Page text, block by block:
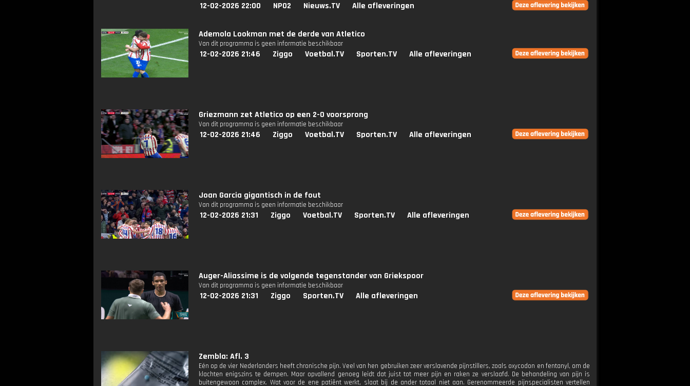
12-02-2026 22:00 NPO2 Nieuws.TV Alle afleveringen
Ademola Lookman met de derde van Atletico
Van dit programma is geen informatie beschikbaar
12-02-2026 21:46 Ziggo Voetbal.TV Sporten.TV Alle afleveringen
Griezmann zet Atletico op een 2-0 voorsprong
Van dit programma is geen informatie beschikbaar
12-02-2026 21:46 Ziggo Voetbal.TV Sporten.TV Alle afleveringen
Joan Garcia gigantisch in de fout
Van dit programma is geen informatie beschikbaar
12-02-2026 21:31 Ziggo Voetbal.TV Sporten.TV Alle afleveringen
Auger-Aliassime is de volgende tegenstander van Griekspoor
Van dit programma is geen informatie beschikbaar
12-02-2026 21:31 Ziggo Sporten.TV Alle afleveringen
Zembla: Afl. 3
Eén op de vier Nederlanders heeft chronische pijn. Veel van hen gebruiken zeer verslavende pijnstillers, zoals oxycodon en fentanyl, om de
klachten enigszins te dempen. Maar opvallend genoeg leidt dat juist tot meer pijn en raken ze verslaafd. De behandeling van pijn is
buitengewoon complex. Wat voor de ene patiënt werkt, slaat bij de ander totaal niet aan. Gerenommeerde pijnspecialisten vertellen